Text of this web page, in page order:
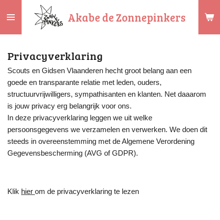
direct
naar
hoofdinhoud
Akabe de Zonnepinkers
Privacyverklaring
Scouts en Gidsen Vlaanderen hecht groot belang aan een
goede en transparante relatie met leden, ouders,
structuurvrijwilligers, sympathisanten en klanten. Net daaarom
is jouw privacy erg belangrijk voor ons.
In deze privacyverklaring leggen we uit welke
persoonsgegevens we verzamelen en verwerken. We doen dit
steeds in overeenstemming met de Algemene Verordening
Gegevensbescherming (AVG of GDPR).
Klik hier om de privacyverklaring te lezen